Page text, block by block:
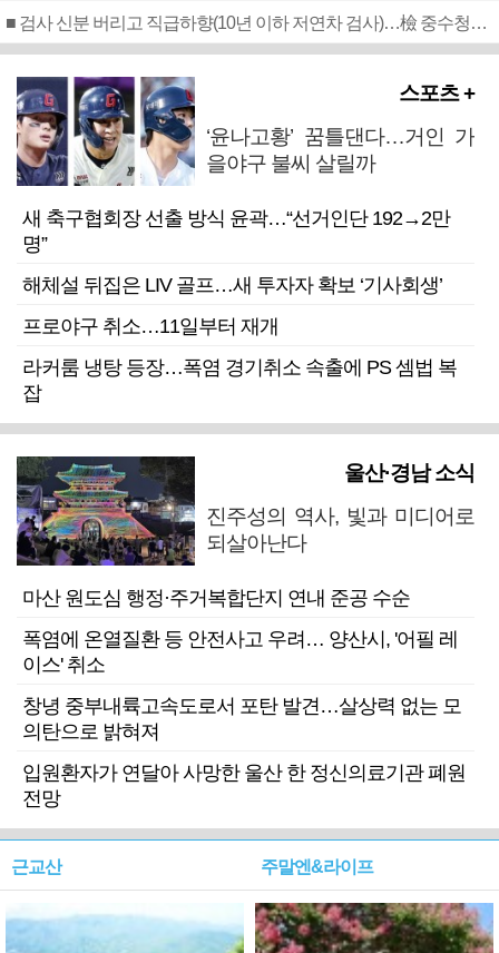
■ 검사 신분 버리고 직급하향(10년 이하 저연차 검사)…檢 중수청행 기피
스포츠 +
‘윤나고황’ 꿈틀댄다…거인 가
을야구 불씨 살릴까
새 축구협회장 선출 방식 윤곽…“선거인단 192→2만
명”
해체설 뒤집은 LIV 골프…새 투자자 확보 ‘기사회생’
프로야구 취소…11일부터 재개
라커룸 냉탕 등장…폭염 경기취소 속출에 PS 셈법 복
잡
울산·경남 소식
진주성의 역사, 빛과 미디어로
되살아난다
마산 원도심 행정·주거복합단지 연내 준공 수순
폭염에 온열질환 등 안전사고 우려… 양산시, '어필 레
이스' 취소
창녕 중부내륙고속도로서 포탄 발견…살상력 없는 모
의탄으로 밝혀져
입원환자가 연달아 사망한 울산 한 정신의료기관 폐원
전망
근교산 주말엔&라이프